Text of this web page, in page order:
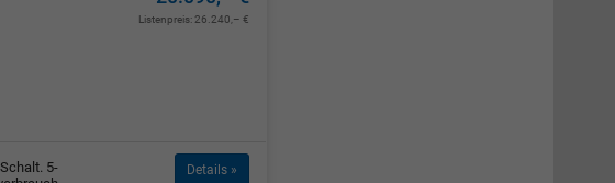
Listenpreis: 26.240,– €
5-
Details »